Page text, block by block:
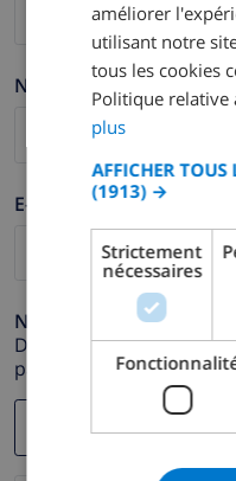
Nom de famille *
E-mail *
Numéro de téléphone *
Dans le cas où votre
pas correctement.
améliorer
utilisant notre
tous les cookies
Politique relative
plus
AFFICHER TOUS
(1913) →
Strictement
nécessaires